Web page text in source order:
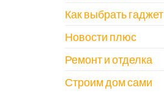
Как выбрать гаджет
Новости плюс
Ремонт и отделка
Строим дом сами